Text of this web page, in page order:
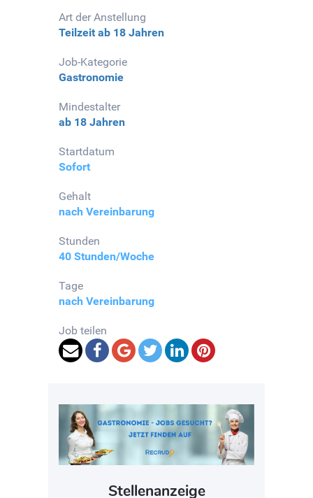
Art der Anstellung
Teilzeit ab 18 Jahren
Job-Kategorie
Gastronomie
Mindestalter
ab 18 Jahren
Startdatum
Sofort
Gehalt
nach Vereinbarung
Stunden
40 Stunden/Woche
Tage
nach Vereinbarung
Job teilen
Stellenanzeige